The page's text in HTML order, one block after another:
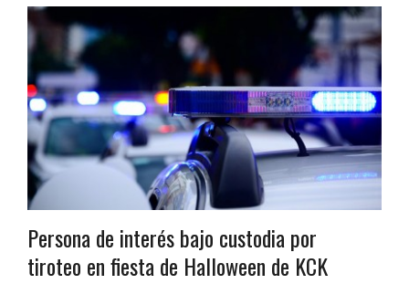
Persona de interés bajo custodia por
tiroteo en fiesta de Halloween de KCK